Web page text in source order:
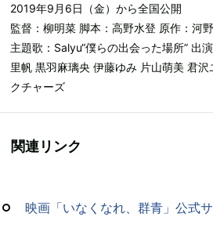
2019年9月6日（金）から全国公開
監督：柳明菜 脚本：高野水登 原作：河
主題歌：Salyu“僕らの出会った場所” 出
里帆 黒羽麻璃央 伊藤ゆみ 片山萌美 君
クチャーズ
関連リンク
映画「いなくなれ、群青」公式